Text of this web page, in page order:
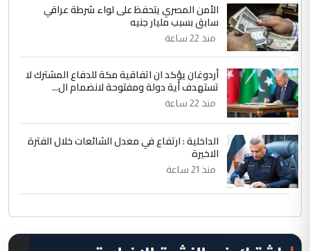
الأمن المصري يتحفظ على لواء شرطة عراقي
سابق بسبب مليار جنيه
منذ 22 ساعة
أردوغان يؤكد ان اتفاقية مكة للدفاع المشترك لا
تستهدف أية دولة ومفتوحة لانضمام ال...
منذ 22 ساعة
الداخلية : ارتفاع في معدل الشائعات خلال الفترة
الاخيرة
منذ 21 ساعة